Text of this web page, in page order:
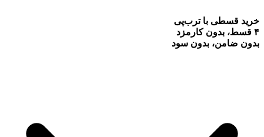
خرید قسطی با ترب‌پی
۴ قسط، بدون کارمزد
بدون ضامن، بدون سود